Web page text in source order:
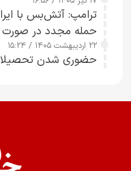
ترامپ: آتش‌بس با
حمله مجدد در صورت
۲۲ اردیبهشت ۱۴۰۵ / ۱۵:۲۴
حضوری شدن